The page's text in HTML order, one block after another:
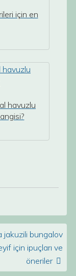
için en
havuzlu
jakuzili bungalov
için ipuçları ve
öneriler